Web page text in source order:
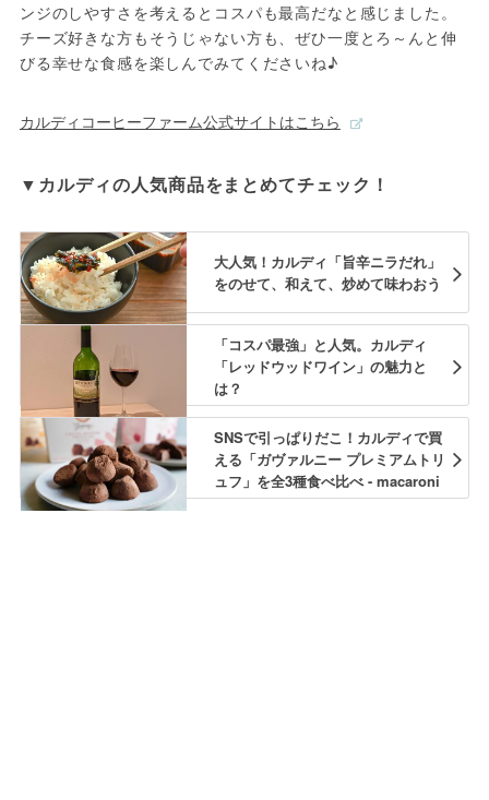
ンジのしやすさを考えるとコスパも最高だなと感じました。
チーズ好きな方もそうじゃない方も、ぜひ一度とろ～んと伸
びる幸せな食感を楽しんでみてくださいね♪
カルディコーヒーファーム公式サイトはこちら
▼カルディの人気商品をまとめてチェック！
大人気！カルディ「旨辛ニラだれ」
をのせて、和えて、炒めて味わおう
「コスパ最強」と人気。カルディ
「レッドウッドワイン」の魅力と
は？
SNSで引っぱりだこ！カルディで買
える「ガヴァルニー プレミアムトリ
ュフ」を全3種食べ比べ - macaroni